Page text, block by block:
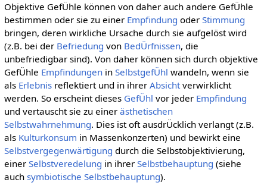
Objektive GefÜhle können von daher auch andere GefÜhle
bestimmen oder sie zu einer Empfindung oder Stimmung
bringen, deren wirkliche Ursache durch sie aufgelöst wird
(z.B. bei der Befriedung von BedÜrfnissen, die
unbefriedigbar sind). Von daher können sich durch objektive
GefÜhle Empfindungenin SelbstgefÜhl wandeln, wenn sie
als Erlebnisreflektiert und in ihrer Absichtverwirklicht
werden. So erscheint dieses GefÜhl vor jeder Empfindung
und vertauscht sie zu einer ästhetischen
Selbstwahrnehmung. Dies ist oft ausdrÜcklich verlangt (z.B.
als Kulturkonsum in Massenkonzerten) und bewirkt eine
Selbstvergegenwärtigung durch die Selbstobjektivierung,
einer Selbstveredelung in ihrer Selbstbehauptung (siehe
auch symbiotische Selbstbehauptung).